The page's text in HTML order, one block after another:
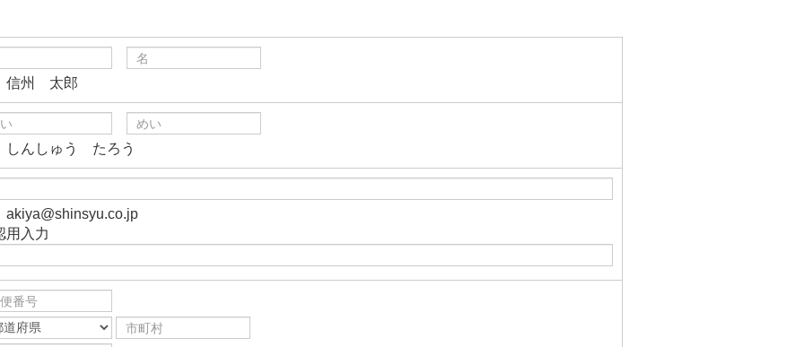
信州 太郎
しんしゅう たろう
akiya@shinsyu.co.jp
用入力